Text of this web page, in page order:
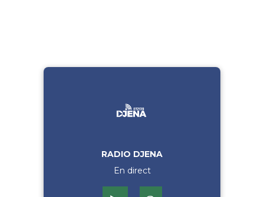
RADIO DJENA
En direct